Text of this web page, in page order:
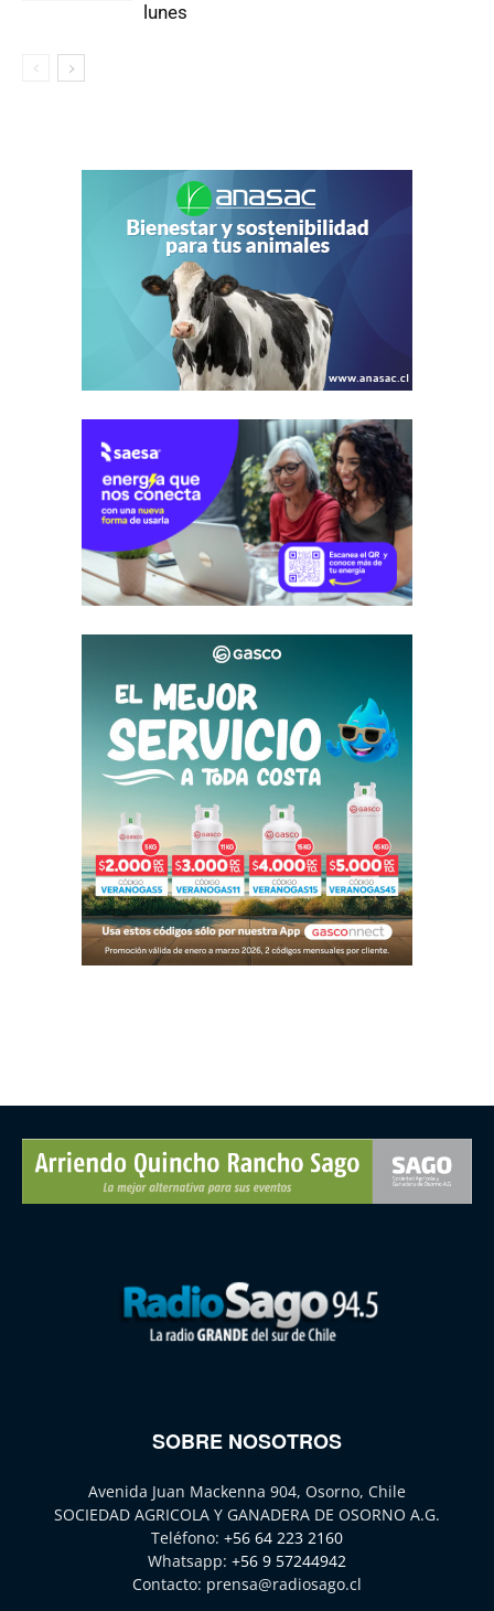
lunes
SOBRE NOSOTROS
Avenida Juan Mackenna 904, Osorno, Chile
SOCIEDAD AGRICOLA Y GANADERA DE OSORNO A.G.
Teléfono: +56 64 223 2160
Whatsapp: +56 9 57244942
Contacto: prensa@radiosago.cl